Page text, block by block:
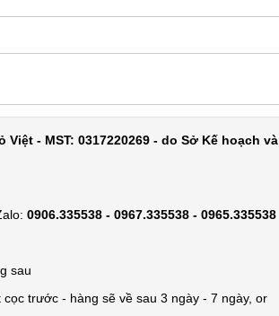
- MST: 0317220269 - do Sở Kế hoạch và
0906.335538 - 0967.335538 - 0965.335538
sau
trước - hàng sẽ về sau 3 ngày - 7 ngày, or